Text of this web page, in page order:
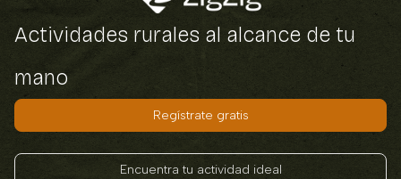
Actividades rurales al alcance de tu
mano
Regístrate gratis
Encuentra tu actividad ideal